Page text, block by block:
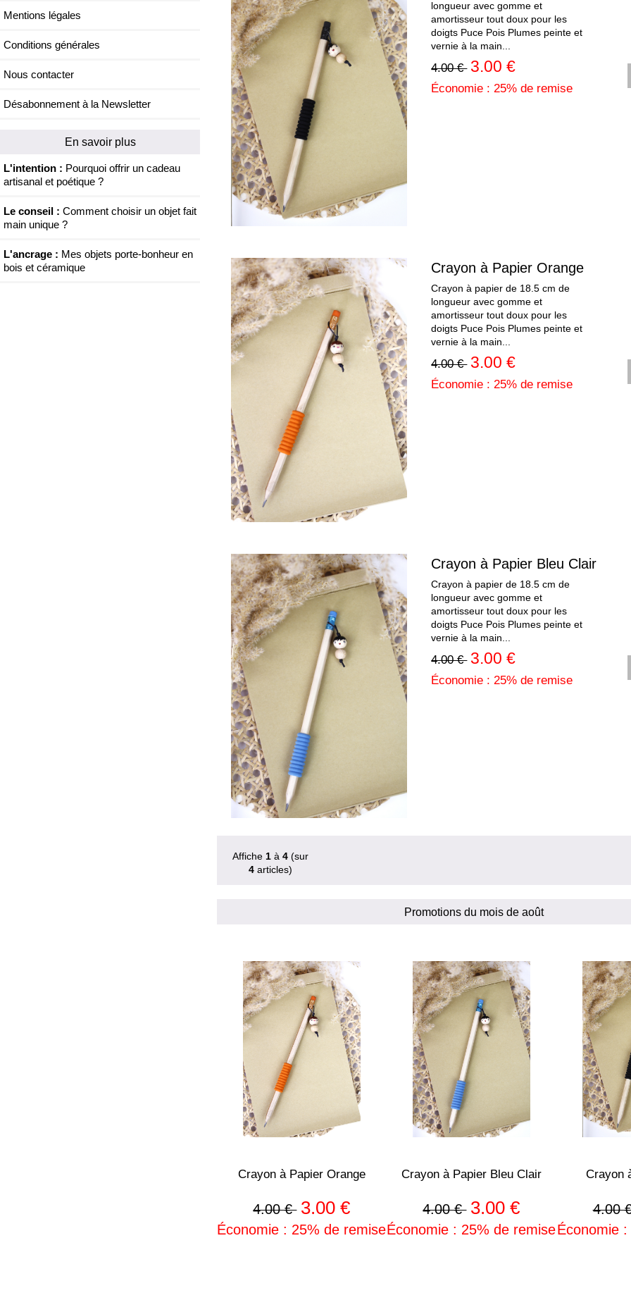
Mentions légales
Conditions générales
Nous contacter
Désabonnement à la Newsletter
En savoir plus
L'intention : Pourquoi offrir un cadeau
artisanal et poétique ?
Le conseil : Comment choisir un objet fait
main unique ?
L'ancrage : Mes objets porte-bonheur en
bois et céramique
longueur avec gomme et
amortisseur tout doux pour les
doigts Puce Pois Plumes peinte et
vernie à la main...
4.00 € 3.00 €
Économie : 25% de remise
Crayon à Papier Orange
Crayon à papier de 18.5 cm de
longueur avec gomme et
amortisseur tout doux pour les
doigts Puce Pois Plumes peinte et
vernie à la main...
4.00 € 3.00 €
Économie : 25% de remise
Crayon à Papier Bleu Clair
Crayon à papier de 18.5 cm de
longueur avec gomme et
amortisseur tout doux pour les
doigts Puce Pois Plumes peinte et
vernie à la main...
4.00 € 3.00 €
Économie : 25% de remise
Affiche 1à 4(sur
4articles)
Promotions du mois de août
Crayon à Papier Orange
4.00 € 3.00 €
Économie : 25% de remise
Crayon à Papier Bleu Clair
4.00 € 3.00 €
Économie : 25% de remise
Crayon
4.00
Économie